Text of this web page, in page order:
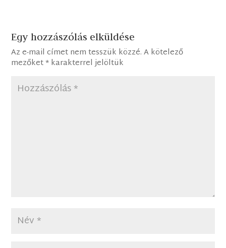
Egy hozzászólás elküldése
Az e-mail címet nem tesszük közzé. A kötelező
mezőket*karakterrel jelöltük